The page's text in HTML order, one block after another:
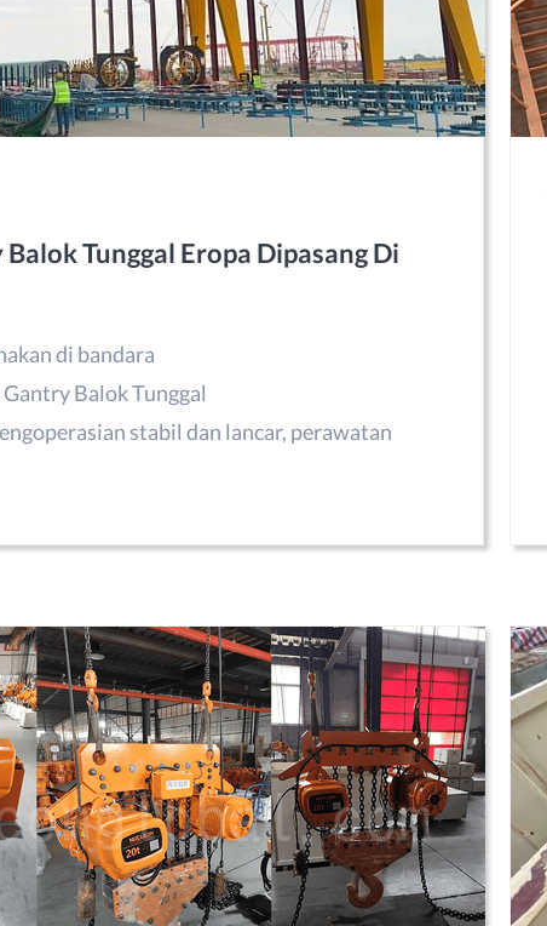
Tunggal Eropa Dipasang Di
di bandara
Balok Tunggal
stabil dan lancar, perawatan